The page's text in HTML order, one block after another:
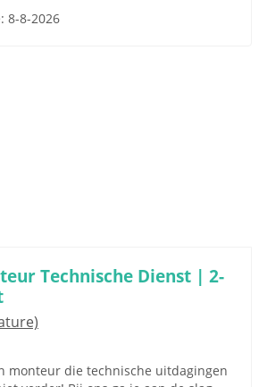
8-8-2026
Technische Dienst | 2-
monteur die technische uitdagingen